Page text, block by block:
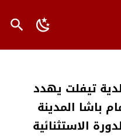
تيفلت يهدد
باشا المدينة
الاستثنائية